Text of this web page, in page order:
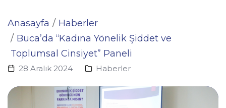
Anasayfa
Haberler
Buca’da “Kadına Yönelik Şiddet ve
Toplumsal Cinsiyet” Paneli
28 Aralık 2024 Haberler